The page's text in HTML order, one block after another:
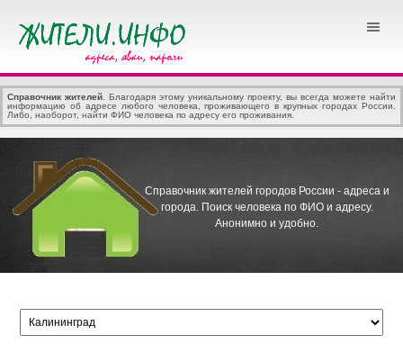
Справочник жителей . Благодаря этому уникальному проекту, вы всегда можете найти
информацию об адресе любого человека, проживающего в крупных городах России.
Либо, наоборот, найти ФИО человека по адресу его проживания.
Справочник жителей городов России - адреса и
города. Поиск человека по ФИО и адресу.
Анонимно и удобно.